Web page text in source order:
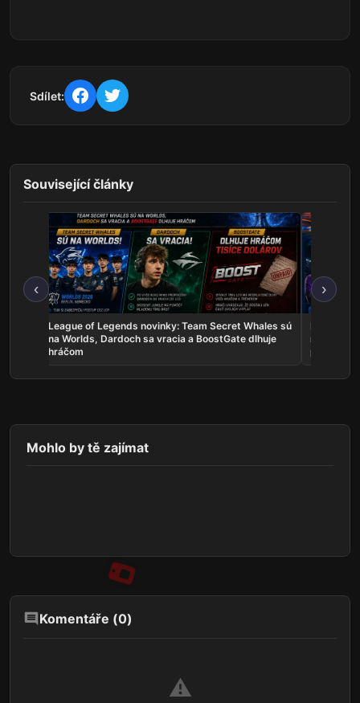
Sdílet:
Související články
‹
League of Legends novinky: Team Secret Whales sú
na Worlds, Dardoch sa vracia a BoostGate dlhuje
hráčom
Rocket
na EWC,
poľaviť
›
Mohlo by tě zajímat
Komentáře (0)
⚠️